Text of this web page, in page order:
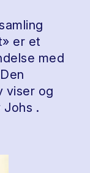
er et
med
viser og
.